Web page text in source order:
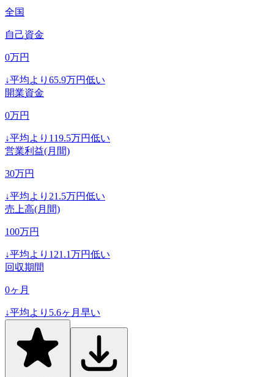
全国
自己資金
0万円
↓平均より 65.9万円低い
開業資金
0万円
↓平均より 119.5万円低い
営業利益(月間)
30万円
↓平均より 21.5万円低い
売上高(月間)
100万円
↓平均より 121.1万円低い
回収期間
0ヶ月
↓平均より 5.6ヶ月早い